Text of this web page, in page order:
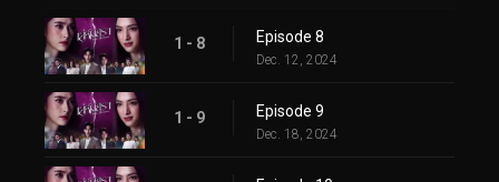
1 - 8 Episode 8
Dec. 12, 2024
1 - 9 Episode 9
Dec. 18, 2024